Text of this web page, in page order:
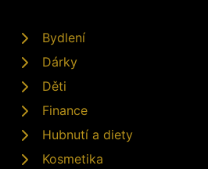
Bydlení
Dárky
Děti
Finance
Hubnutí a diety
Kosmetika